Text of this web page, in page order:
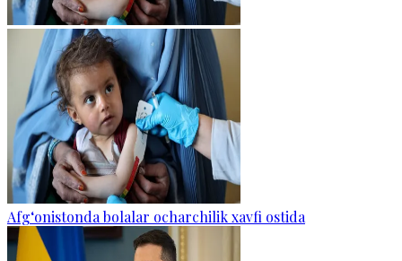
Afg‘onistonda bolalar ocharchilik xavfi ostida